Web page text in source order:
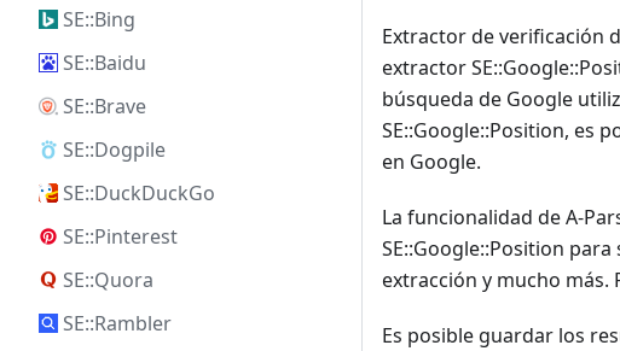
SE::Bing
SE::Baidu
SE::Brave
SE::Dogpile
SE::DuckDuckGo
SE::Pinterest
SE::Quora
SE::Rambler
Extractor de verificación
extractor
búsqueda de Google
SE::Google::Position, es
en Google.
La funcionalidad de A-
SE::Google::Position
extracción y mucho más.
Es posible guardar los